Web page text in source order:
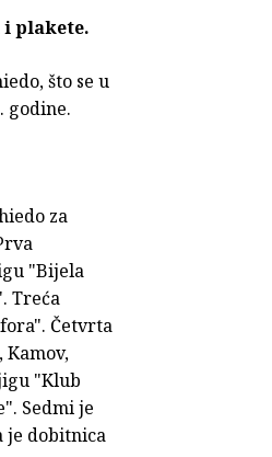
i plakete.
što se u
godine.
za
"Bijela
Treća
Četvrta
Kamov,
"Klub
Sedmi je
je dobitnica